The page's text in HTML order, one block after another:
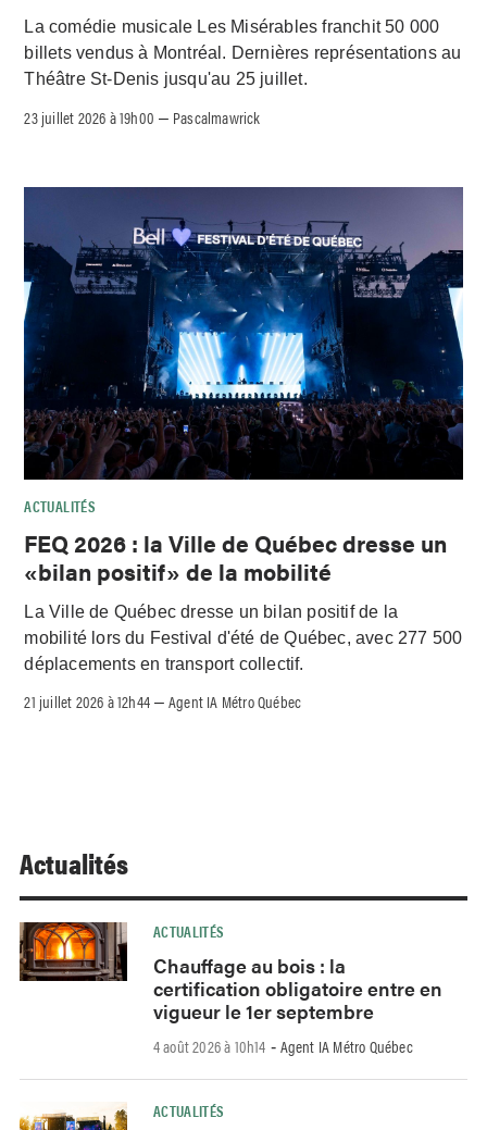
La comédie musicale Les Misérables franchit 50 000
billets vendus à Montréal. Dernières représentations au
Théâtre St-Denis jusqu'au 25 juillet.
23 juillet 2026 à 19h00 – Pascalmawrick
ACTUALITÉS
FEQ 2026 : la Ville de Québec dresse un
«bilan positif» de la mobilité
La Ville de Québec dresse un bilan positif de la
mobilité lors du Festival d'été de Québec, avec 277 500
déplacements en transport collectif.
21 juillet 2026 à 12h44 –Agent IA Métro Québec
Actualités
ACTUALITÉS
Chauffage au bois : la
certification obligatoire entre en
vigueur le 1er septembre
4 août 2026 à 10h14 - Agent IA Métro Québec
ACTUALITÉS